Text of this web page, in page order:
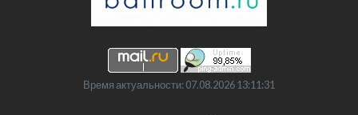
Время актуальности: 07.08.2026 13:11:31